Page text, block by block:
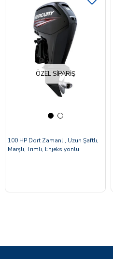
ÖZEL SIPARIŞ
100 HP Dört Zamanlı, Uzun Şaftlı,
Marşlı, Trimli, Enjeksiyonlu